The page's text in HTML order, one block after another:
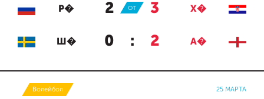
Р� 2 : 3 Х�
ОТ
Ш� 0 : 2 А�
Волейбол 25 МАРТА